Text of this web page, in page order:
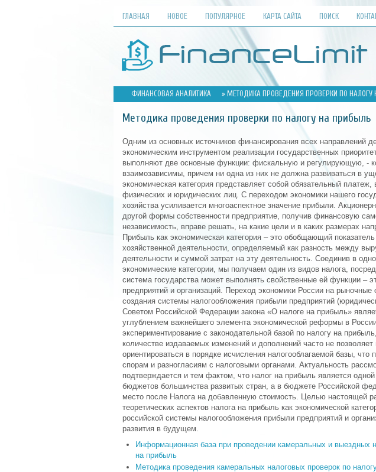
ГЛАВНАЯ НОВОЕ ПОПУЛЯРНОЕ КАРТА САЙТА ПОИСК
ФИНАНСОВАЯ АНАЛИТИКА » МЕТОДИКА ПРОВЕДЕНИЯ ПРОВЕРКИ ПО НАЛОГУ
Методика проведения проверки по налогу на прибыль
Одним из основных источников финансирования всех направлений
экономическим инструментом реализации государственных
выполняют две основные функции: фискальную и регулирующую, -
взаимозависимы, причем ни одна из них не должна развиваться в
экономическая категория представляет собой обязательный
физических и юридических лиц. С переходом экономики нашего
хозяйства усиливается многоаспектное значение прибыли.
другой формы собственности предприятие, получив финансовую
независимость, вправе решать, на какие цели и в каких размерах
Прибыль как экономическая категория – это обобщающий
хозяйственной деятельности, определяемый как разность между
деятельности и суммой затрат на эту деятельность. Соединив в
экономические категории, мы получаем один из видов налога,
система государства может выполнять свойственные ей функции –
предприятий и организаций. Переход экономики России на рыночные
создания системы налогообложения прибыли предприятий
Советом Российской Федерации закона «О налоге на прибыль»
углублением важнейшего элемента экономической реформы в
экспериментирование с законодательной базой по налогу на
количестве издаваемых изменений и дополнений часто не
ориентироваться в порядке исчисления налогооблагаемой базы, что
спорам и разногласиям с налоговыми органами. Актуальность
подтверждается и тем фактом, что налог на прибыль является
бюджетов большинства развитых стран, а в бюджете Российской
место после Налога на добавленную стоимость. Целью настоящей
теоретических аспектов налога на прибыль как экономической
российской системы налогообложения прибыли предприятий и
развития в будущем.
Информационная база при проведении камеральных и выездных
на прибыль
Методика проведения камеральных налоговых проверок по